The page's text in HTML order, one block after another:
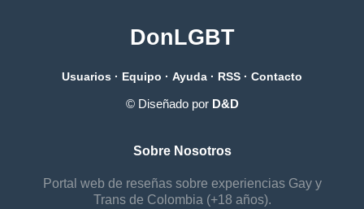
DonLGBT
Usuarios · Equipo · Ayuda · RSS · Contacto
© Diseñado por D&D
Sobre Nosotros
Portal web de reseñas sobre experiencias Gay y
Trans de Colombia (+18 años).